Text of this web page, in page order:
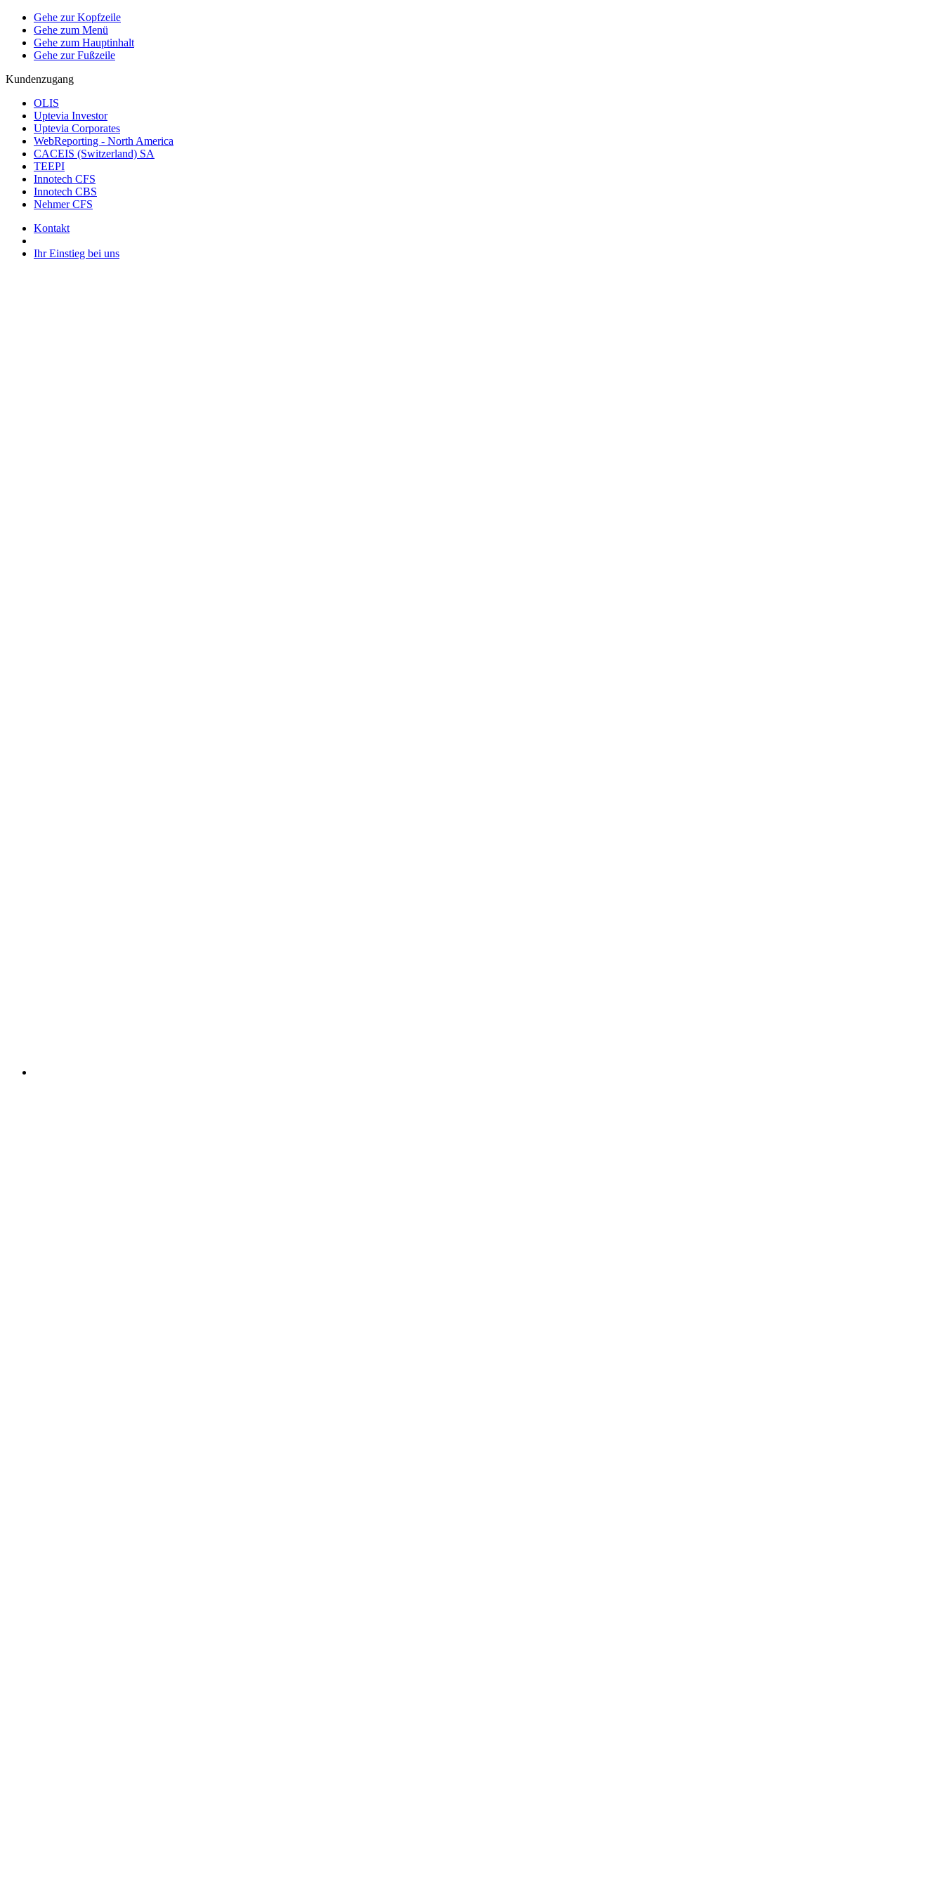
Gehe zur Kopfzeile
Gehe zum Menü
Gehe zum Hauptinhalt
Gehe zur Fußzeile
Kundenzugang
OLIS
Uptevia Investor
Uptevia Corporates
WebReporting - North America
CACEIS (Switzerland) SA
TEEPI
Innotech CFS
Innotech CBS
Nehmer CFS
Kontakt
Ihr Einstieg bei uns